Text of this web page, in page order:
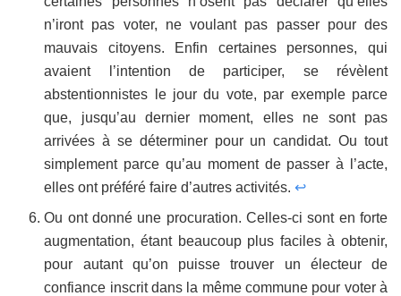
n’iront pas voter, ne voulant pas passer pour des
mauvais citoyens. Enfin certaines personnes, qui
avaient l’intention de participer, se révèlent
abstentionnistes le jour du vote, par exemple parce
que, jusqu’au dernier moment, elles ne sont pas
arrivées à se déterminer pour un candidat. Ou tout
simplement parce qu’au moment de passer à l’acte,
elles ont préféré faire d’autres activités. ↩
Ou ont donné une procuration. Celles-ci sont en forte
augmentation, étant beaucoup plus faciles à obtenir,
pour autant qu’on puisse trouver un électeur de
confiance inscrit dans la même commune pour voter à